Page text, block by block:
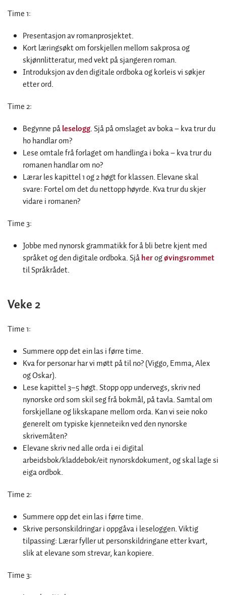
Time 1:
Presentasjon av romanprosjektet.
Kort læringsøkt om forskjellen mellom sakprosa og
skjønnlitteratur, med vekt på sjangeren roman.
Introduksjon av den digitale ordboka og korleis vi søkjer
etter ord.
Time 2:
Begynne påleselogg. Sjå på omslaget av boka – kva trur du
ho handlar om?
Lese omtale frå forlaget om handlinga i boka – kva trur du
romanen handlar om no?
Lærar les kapittel 1 og 2 høgt for klassen. Elevane skal
svare: Fortel om det du nettopp høyrde. Kva trur du skjer
vidare i romanen?
Time 3:
Jobbe med nynorsk grammatikk for å bli betre kjent med
språket og den digitale ordboka. Sjåherogøvingsrommet
til Språkrådet.
Veke 2
Time 1:
Summere opp det ein las i førre time.
Kva for personar har vi møtt på til no? (Viggo, Emma, Alex
og Oskar).
Lese kapittel 3–5 høgt. Stopp opp undervegs, skriv ned
nynorske ord som skil seg frå bokmål, på tavla. Samtal om
forskjellane og likskapane mellom orda. Kan vi seie noko
generelt om typiske kjenneteikn ved den nynorske
skrivemåten?
Elevane skriv ned alle orda i ei digital
arbeidsbok/kladdebok/eit nynorskdokument, og skal lage si
eiga ordbok.
Time 2:
Summere opp det ein las i førre time.
Skrive personskildringar i oppgåva i leseloggen. Viktig
tilpassing: Lærar fyller ut personskildringane etter kvart,
slik at elevane som strevar, kan kopiere.
Time 3: